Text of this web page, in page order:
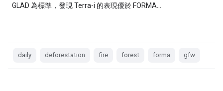
GLAD 為標準，發現 Terra-i 的表現優於 FORMA…
daily deforestation fire forest forma gfw